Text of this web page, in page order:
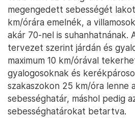
megengedett sebességét
km/órára emelnék, a
akár 70-nel is suhanhatnának.
tervezet szerint járdán és
maximum 10 km/órával
gyalogosoknak és
szakaszokon 25 km/óra lenne
sebességhatár, máshol pedig
sebességhatárokat betartva.